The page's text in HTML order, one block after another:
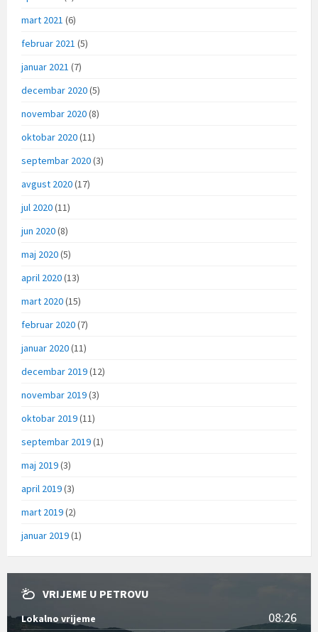
mart 2021 (6)
februar 2021 (5)
januar 2021 (7)
decembar 2020(5)
novembar 2020(8)
oktobar 2020(11)
septembar 2020(3)
avgust 2020(17)
jul 2020(11)
jun 2020(8)
maj 2020(5)
april 2020(13)
mart 2020(15)
februar 2020(7)
januar 2020(11)
decembar 2019(12)
novembar 2019(3)
oktobar 2019(11)
septembar 2019(1)
maj 2019(3)
april 2019(3)
mart 2019(2)
januar 2019(1)
VRIJEME U PETROVU
Lokalno vrijeme 08:26